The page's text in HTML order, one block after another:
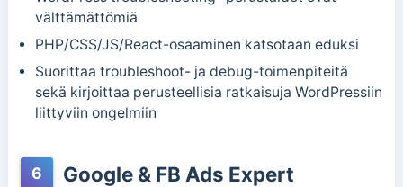
välttämättömiä
PHP/CSS/JS/React-osaaminen katsotaan eduksi
Suorittaa troubleshoot- ja debug-toimenpiteitä
sekä kirjoittaa perusteellisia ratkaisuja WordPressiin
liittyviin ongelmiin
6 Google & FB Ads Expert